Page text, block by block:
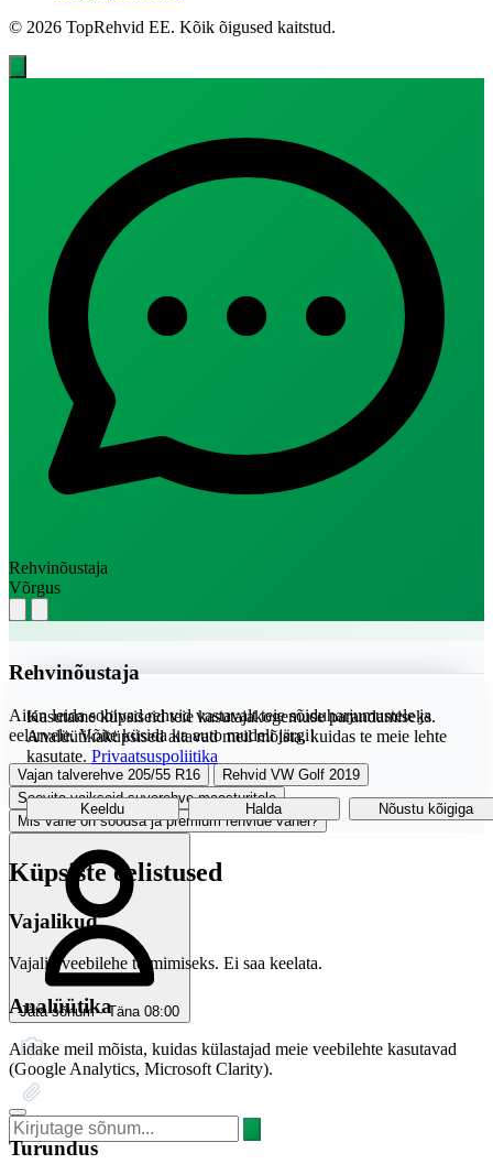
© 2026 TopRehvid EE. Kõik õigused kaitstud.
Rehvinõustaja
Võrgus
Rehvinõustaja
Aitan leida sobivad rehvid vastavalt teie sõiduharjumustele ja
eelarvele. Võite küsida ka auto mudeli järgi!
Vajan talverehve 205/55 R16
Rehvid VW Golf 2019
Soovita vaikseid suverehve maasturitele
Mis vahe on soodsa ja premium rehvide vahel?
Jäta sõnum · Täna 08:00
Kasutame küpsiseid teie kasutajakogemuse parandamiseks.
Analüütikaküpsised aitavad meil mõista, kuidas te meie lehte
kasutate. Privaatsuspoliitika
Keeldu Halda Nõustu kõigiga
Küpsiste eelistused
Vajalikud
Vajalik veebilehe toimimiseks. Ei saa keelata.
Analüütika
Aidake meil mõista, kuidas külastajad meie veebilehte kasutavad
(Google Analytics, Microsoft Clarity).
Turundus